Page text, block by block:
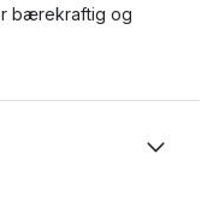
bærekraftig og